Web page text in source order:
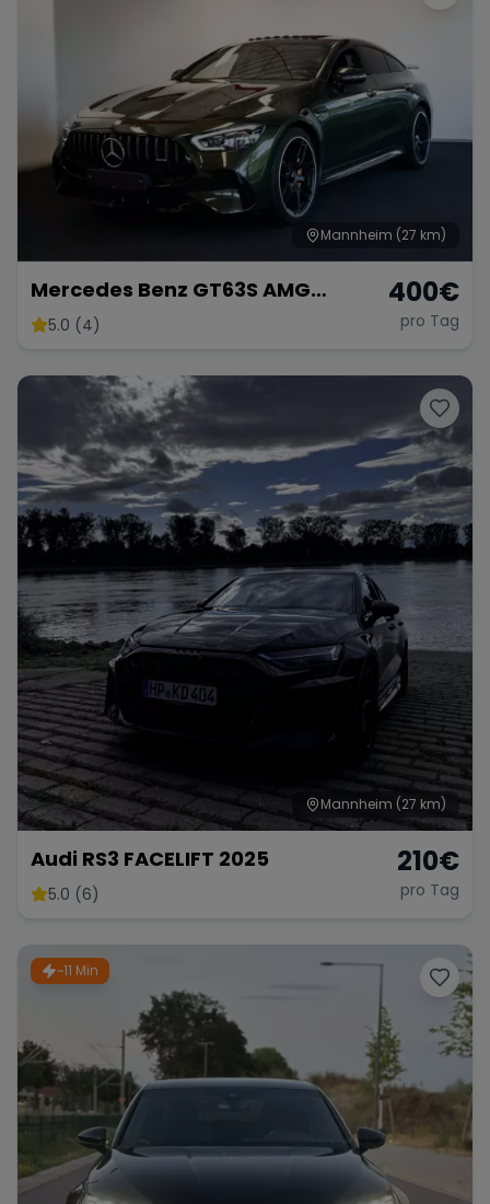
Mannheim (27 km)
Mercedes Benz GT63S AMG
FACELIFT
5.0 (4)
400€
pro Tag
Mannheim (27 km)
Audi RS3 FACELIFT 2025
5.0 (6)
210€
pro Tag
~11 Min